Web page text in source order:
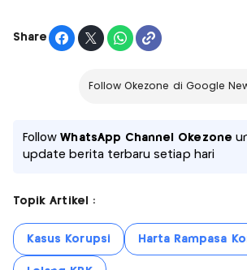
Share
Follow Okezone di Google
FollowWhatsApp Channel Okezone
update berita terbaru setiap hari
Topik Artikel :
Kasus Korupsi Harta Rampasa